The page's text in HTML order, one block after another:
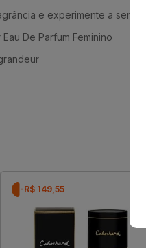
e experimente a
De Parfum Feminino
-R$ 149,55